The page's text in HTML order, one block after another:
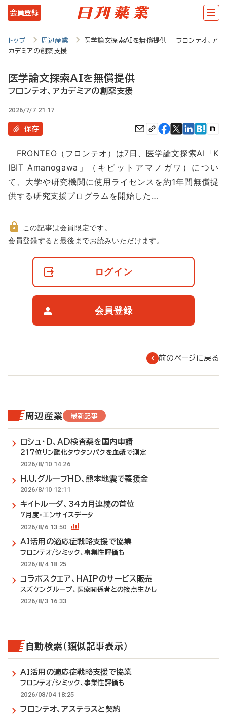
メ
イ
テ
ツ
に
動
会員登録
トップ 周辺産業
医学論文探索AIを無償提供 フロンテオ、ア
カデミアの創薬支援
医学論文探索AIを無償提供
フロンテオ、アカデミアの創薬支援
2026/7/7 21:17
保存
FRONTEO（フロンテオ）は7日、医学論文探索AI「K
IBIT Amanogawa」（キビットアマノガワ）につい
て、大学や研究機関に使用ライセンスを約1年間無償提
供する研究支援プログラムを開始した…
非
この記事は会員限定です。
会員登録すると最後までお読みいただけます。
ログイン
会員登録
前のページに戻る
周辺産業 最新記事
ロシュ・D、AD検査薬を国内申請
217位リン酸化タウタンパクを血漿で測定
2026/8/10 14:26
H.U.グループHD、熊本地震で義援金
2026/8/10 12:11
キイトルーダ、34カ月連続の首位
7月度・エンサイスデータ
2026/8/6 13:50
AI活用の適応症戦略支援で協業
フロンテオ/シミック、事業性評価も
2026/8/4 18:25
コラボスクエア、HAIPのサービス販売
スズケングループ、医療関係者との接点生かし
2026/8/3 16:33
自動検索（類似記事表示）
AI活用の適応症戦略支援で協業
フロンテオ/シミック、事業性評価も
2026/08/04 18:25
フロンテオ、アステラスと契約